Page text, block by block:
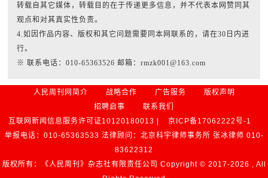
转载自其它媒体，转载目的在于传递更多信息，并不代表本网赞同其
观点和对其真实性负责。
4.如因作品内容、版权和其它问题需要同本网联系的，请在30日内进
行。
※ 联系电话：010-65363526 邮箱：rmzk001@163.com
人民周刊网简介 战略合作 广告服务
版权声明
招聘启事
联系我们
互联网新闻信息服务许可证10120180013 |
京ICP备17062222号-1
举报电话：010-65363533 法律顾问：北京科宇律师事务所 张冰律师 010-
83622312
版权所有：《人民周刊》杂志社有限责任公司 Copyright © 2017-2026 , All